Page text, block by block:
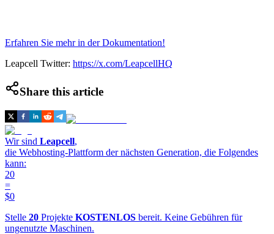
Erfahren Sie mehr in der Dokumentation!
Leapcell Twitter: https://x.com/LeapcellHQ
Share this article
Wir sind Leapcell,
die Webhosting-Plattform der nächsten Generation, die Folgendes
kann:
20
=
$0
Stelle 20 Projekte KOSTENLOS bereit. Keine Gebühren für
ungenutzte Maschinen.